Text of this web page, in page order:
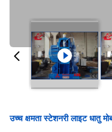
उच्च क्षमता स्टेशनरी लाइट धातु